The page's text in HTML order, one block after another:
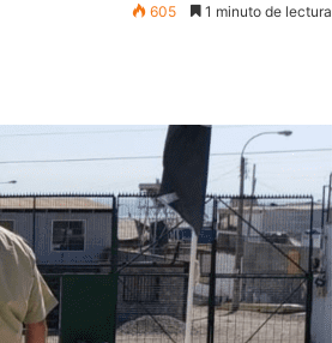
605 1 minuto de lectura